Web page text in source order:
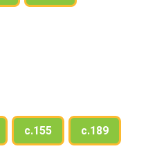
с.155 с.189